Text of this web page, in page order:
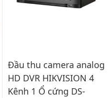
Đầu thu camera analog
HD DVR HIKVISION 4
Kênh 1 Ổ cứng DS-